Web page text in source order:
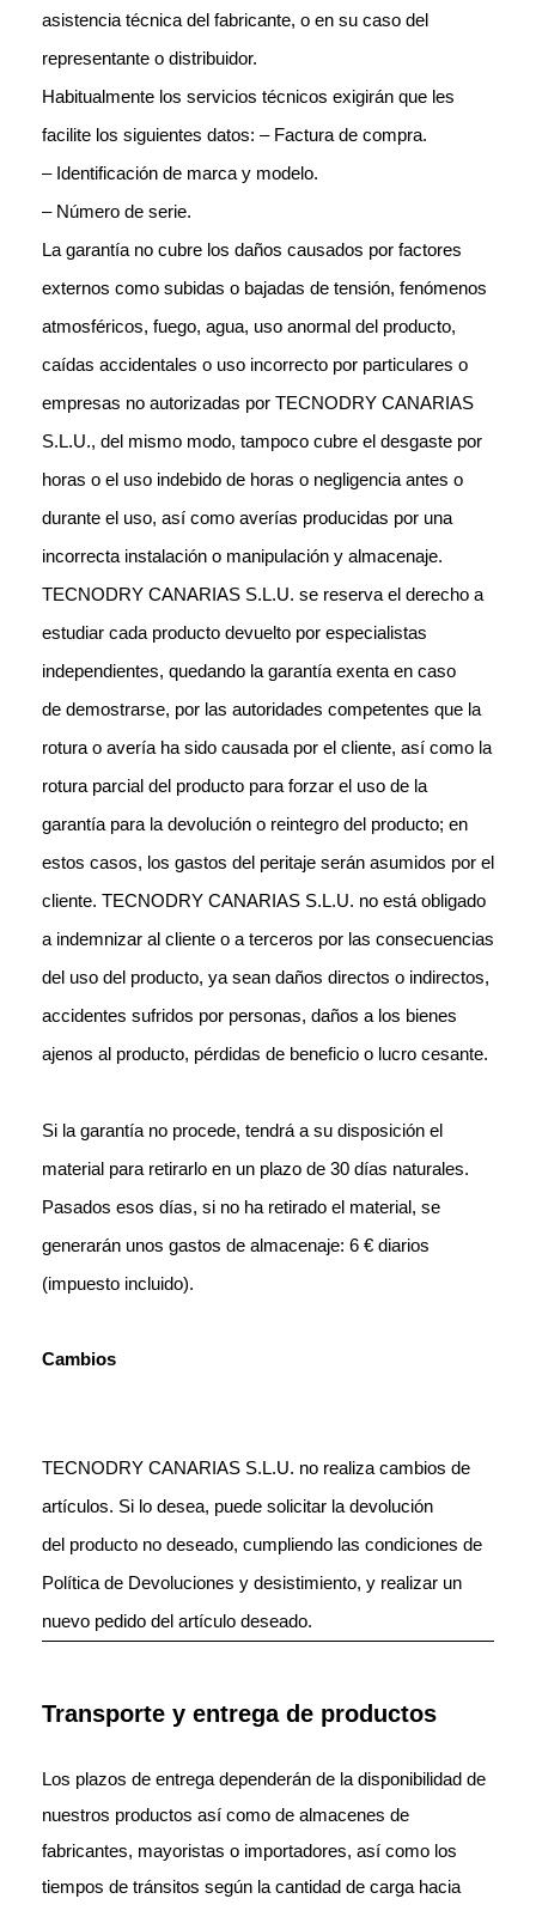
asistencia técnica del fabricante, o en su caso del
representante o distribuidor.
Habitualmente los servicios técnicos exigirán que les
facilite los siguientes datos: – Factura de compra.
– Identificación de marca y modelo.
– Número de serie.
La garantía no cubre los daños causados por factores
externos como subidas o bajadas de tensión, fenómenos
atmosféricos, fuego, agua, uso anormal del producto,
caídas accidentales o uso incorrecto por particulares o
empresas no autorizadas por TECNODRY CANARIAS
S.L.U., del mismo modo, tampoco cubre el desgaste por
horas o el uso indebido de horas o negligencia antes o
durante el uso, así como averías producidas por una
incorrecta instalación o manipulación y almacenaje.
TECNODRY CANARIAS S.L.U. se reserva el derecho a
estudiar cada producto devuelto por especialistas
independientes, quedando la garantía exenta en caso
de demostrarse, por las autoridades competentes que la
rotura o avería ha sido causada por el cliente, así como la
rotura parcial del producto para forzar el uso de la
garantía para la devolución o reintegro del producto; en
estos casos, los gastos del peritaje serán asumidos por el
cliente. TECNODRY CANARIAS S.L.U. no está obligado
a indemnizar al cliente o a terceros por las consecuencias
del uso del producto, ya sean daños directos o indirectos,
accidentes sufridos por personas, daños a los bienes
ajenos al producto, pérdidas de beneficio o lucro cesante.
Si la garantía no procede, tendrá a su disposición el
material para retirarlo en un plazo de 30 días naturales.
Pasados esos días, si no ha retirado el material, se
generarán unos gastos de almacenaje: 6 € diarios
(impuesto incluido).
Cambios
TECNODRY CANARIAS S.L.U. no realiza cambios de
artículos. Si lo desea, puede solicitar la devolución
del producto no deseado, cumpliendo las condiciones de
Política de Devoluciones y desistimiento, y realizar un
nuevo pedido del artículo deseado.
Transporte y entrega de productos
Los plazos de entrega dependerán de la disponibilidad de
nuestros productos así como de almacenes de
fabricantes, mayoristas o importadores, así como los
tiempos de tránsitos según la cantidad de carga hacia